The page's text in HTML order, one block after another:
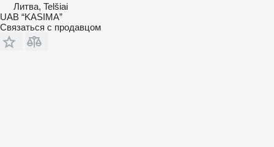
Литва, Telšiai
UAB “KASIMA”
Связаться с продавцом